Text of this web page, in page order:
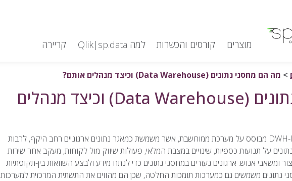
מוצרים קורסים והכשרות למה Qlik|sp.data קריירה
> מה הם מחסני נתונים (Data Warehouse) וכיצד מנהלים אותם?
מה הם מחסני נתונים (Data Warehouse) וכיצד מנהלים
מחסן נתונים DWH-Data Warehouse מבוסס על מערכת ממוחשבת, אשר משמשת כמאגר נתונים ארגוניים רחב היקף, לרבות
נתונים על תנועות כספיות, שינויים במצבת המלאי, פעולות שיווק מול לקוחות, מעקב אחר שירות
ומשאבי אנוש. ארגונים נעזרים במחסני נתונים כדי לנתח מידע ולבצע השוואות בין-תקופתיות
נתונים משמשים גם כמערכות תומכות החלטה, שכן הם מהווים את התשתית המרכזית למערכות